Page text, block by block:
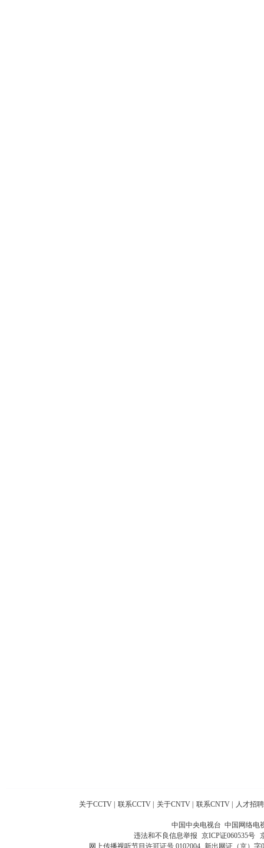
关于CCTV 联系CCTV 关于CNTV 联系CNTV 人才招聘
中国中央电视台 中国网络电
违法和不良信息举报 京ICP证060535号
网上传播视听节目许可证号 0102004 新出网证（京）